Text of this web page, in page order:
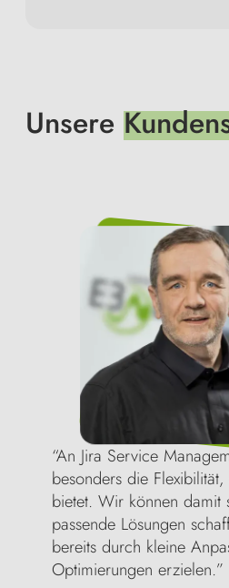
Unsere
“An Jira Service
besonders die
bietet. Wir können damit
passende Lösungen
bereits durch kleine
Optimierungen erzielen.”